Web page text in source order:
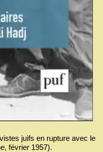
juifs en rupture avec le
, février 1957).